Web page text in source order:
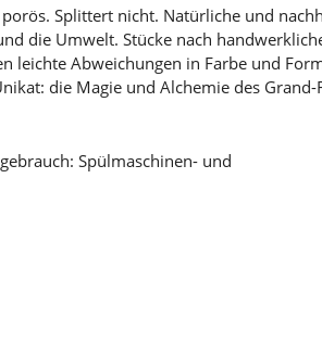
Splittert nicht. Natürliche und
die Umwelt. Stücke nach
leichte Abweichungen in Farbe und
die Magie und Alchemie des Grand-
Spülmaschinen- und